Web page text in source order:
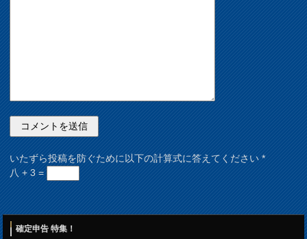
いたずら投稿を防ぐために以下の計算式に答えてください*
八 + 3 =
確定申告 特集！